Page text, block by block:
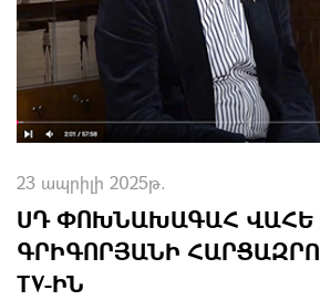
23 ապրիլի 2025թ.
ՍԴ ՓՈԽՆԱԽԱԳԱՀ ՎԱՀԵ
ԳՐԻԳՈՐՅԱՆԻ
TV-ԻՆ